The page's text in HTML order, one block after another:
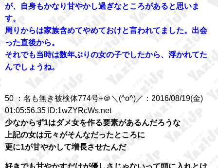
が、自身もかなり甘やかし過ぎなところがあると思いま
す。
周りからは家族含めてやめておけと言われてました。出会
った直後から。
それでも当時は数年ぶりの女の子でしたから、浮かれてた
んでしょうね。
50 ：名も無き被検体774号+＠＼(^o^)／：2016/08/19(金)
01:05:56.35 ID:1wZYRcWs.net
少なからず1はダメ女を作る要素があるんだろうな
上記の女は元々がそんなだったところに
更に1が甘やかして増長させたんだ